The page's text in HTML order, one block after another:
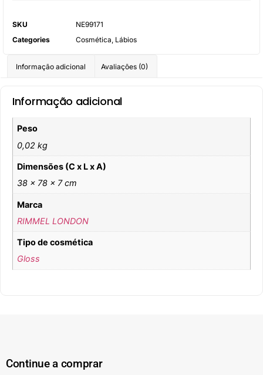
SKU
NE99171
Categories
Cosmética, Lábios
Informação adicional Avaliações (0)
Informação adicional
Peso
0,02 kg
Dimensões (C x L x A)
38 × 78 × 7 cm
Marca
RIMMEL LONDON
Tipo de cosmética
Gloss
Continue a comprar